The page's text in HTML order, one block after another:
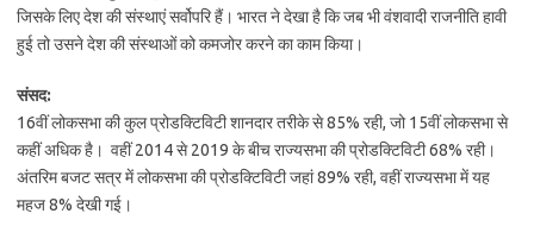
जिसके लिए देश की संस्थाएं सर्वोपरि हैं। भारत ने देखा है कि जब भी वंशवादी राजनीति हावी
हुई तो उसने देश की संस्थाओं को कमजोर करने का काम किया।
संसद:
16वीं लोकसभा की कुल प्रोडक्टिविटी शानदार तरीके से 85% रही, जो 15वीं लोकसभा से
कहीं अधिक है। वहीं 2014 से 2019 के बीच राज्यसभा की प्रोडक्टिविटी 68% रही।
अंतरिम बजट सत्र में लोकसभा की प्रोडक्टिविटी जहां 89% रही, वहीं राज्यसभा में यह
महज 8% देखी गई।